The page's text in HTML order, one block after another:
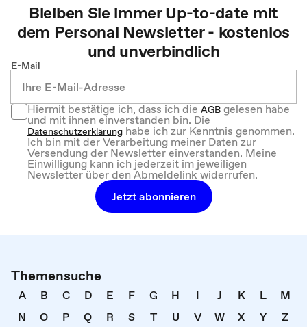
Bleiben Sie immer Up-to-date mit
dem Personal Newsletter - kostenlos
und unverbindlich
E-Mail
Hiermit bestätige ich, dass ich dieAGBgelesen habe
und mit ihnen einverstanden bin. Die
Datenschutzerklärung habe ich zur Kenntnis genommen.
Ich bin mit der Verarbeitung meiner Daten zur
Versendung der Newsletter einverstanden. Meine
Einwilligung kann ich jederzeit im jeweiligen
Newsletter über den Abmeldelink widerrufen.
Jetzt abonnieren
Themensuche
A B C D E F G H I J K L
M
N
O P Q R S T U V W X Y
Z